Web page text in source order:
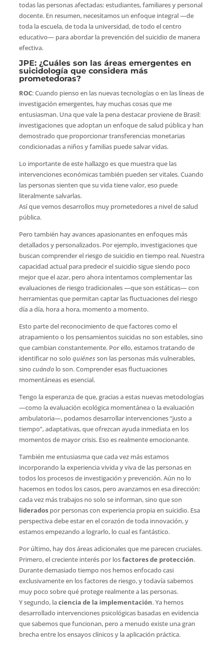
todas las personas afectadas: estudiantes, familiares y personal
docente. En resumen, necesitamos un enfoque integral —de
toda la escuela, de toda la universidad, de todo el centro
educativo— para abordar la prevención del suicidio de manera
efectiva.
JPE: ¿Cuáles son las áreas emergentes en
suicidología que considera más
prometedoras?
ROC: Cuando pienso en las nuevas tecnologías o en las líneas de
investigación emergentes, hay muchas cosas que me
entusiasman. Una que vale la pena destacar proviene de Brasil:
investigaciones que adoptan un enfoque de salud pública y han
demostrado que proporcionar transferencias monetarias
condicionadas a niños y familias puede salvar vidas.
Lo importante de este hallazgo es que muestra que las
intervenciones económicas también pueden ser vitales. Cuando
las personas sienten que su vida tiene valor, eso puede
literalmente salvarlas.
Así que vemos desarrollos muy prometedores a nivel de salud
pública.
Pero también hay avances apasionantes en enfoques más
detallados y personalizados. Por ejemplo, investigaciones que
buscan comprender el riesgo de suicidio en tiempo real. Nuestra
capacidad actual para predecir el suicidio sigue siendo poco
mejor que el azar, pero ahora intentamos complementar las
evaluaciones de riesgo tradicionales —que son estáticas— con
herramientas que permitan captar las fluctuaciones del riesgo
día a día, hora a hora, momento a momento.
Esto parte del reconocimiento de que factores como el
atrapamiento o los pensamientos suicidas no son estables, sino
que cambian constantemente. Por ello, estamos tratando de
identificar no soloquiénesson las personas más vulnerables,
sinocuándolo son. Comprender esas fluctuaciones
momentáneas es esencial.
Tengo la esperanza de que, gracias a estas nuevas metodologías
—como la evaluación ecológica momentánea o la evaluación
ambulatoria—, podamos desarrollar intervenciones “justo a
tiempo”, adaptativas, que ofrezcan ayuda inmediata en los
momentos de mayor crisis. Eso es realmente emocionante.
También me entusiasma que cada vez más estamos
incorporando la experiencia vivida y viva de las personas en
todos los procesos de investigación y prevención. Aún no lo
hacemos en todos los casos, pero avanzamos en esa dirección:
cada vez más trabajos no solo se informan, sino que son
lideradospor personas con experiencia propia en suicidio. Esa
perspectiva debe estar en el corazón de toda innovación, y
estamos empezando a lograrlo, lo cual es fantástico.
Por último, hay dos áreas adicionales que me parecen cruciales.
Primero, el creciente interés por losfactores de protección.
Durante demasiado tiempo nos hemos enfocado casi
exclusivamente en los factores de riesgo, y todavía sabemos
muy poco sobre qué protege realmente a las personas.
Y segundo, laciencia de la implementación. Ya hemos
desarrollado intervenciones psicológicas basadas en evidencia
que sabemos que funcionan, pero a menudo existe una gran
brecha entre los ensayos clínicos y la aplicación práctica.